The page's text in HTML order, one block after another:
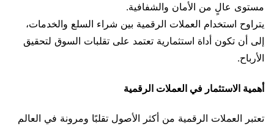
مستوى عالٍ من الأمان والشفافية.
يتراوح استخدام العملات الرقمية بين شراء السلع والخدمات،
إلى أن تكون أداة استثمارية تعتمد على تقلبات السوق لتحقيق
الأرباح.
أهمية الاستثمار في العملات الرقمية
تعتبر العملات الرقمية من أكثر الأصول تقلبًا ومرونة في العالم